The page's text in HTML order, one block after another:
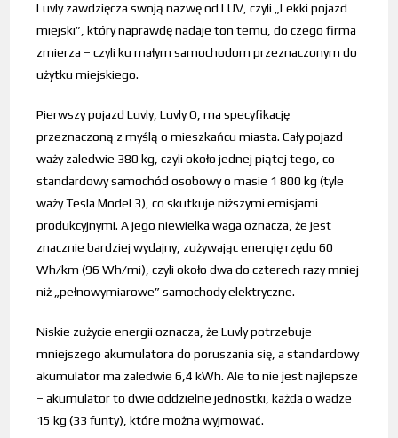
Luvly zawdzięcza swoją nazwę od LUV, czyli „Lekki pojazd
miejski”, który naprawdę nadaje ton temu, do czego firma
zmierza – czyli ku małym samochodom przeznaczonym do
użytku miejskiego.
Pierwszy pojazd Luvly, Luvly O, ma specyfikację
przeznaczoną z myślą o mieszkańcu miasta.Cały pojazd
waży zaledwie 380 kg, czyli około jednej piątej tego, co
standardowy samochód osobowy o masie 1 800 kg (tyle
waży Tesla Model 3), co skutkuje niższymi emisjami
produkcyjnymi. A jego niewielka waga oznacza, że ​​jest
znacznie bardziej wydajny, zużywając energię rzędu 60
Wh/km (96 Wh/mi), czyli około dwa do czterech razy mniej
niż „pełnowymiarowe” samochody elektryczne.
Niskie zużycie energii oznacza, że ​​Luvly potrzebuje
mniejszego akumulatora do poruszania się, a standardowy
akumulator ma zaledwie 6,4 kWh. Ale to nie jest najlepsze
– akumulator to dwie oddzielne jednostki, każda o wadze
15 kg (33 funty), które można wyjmować.